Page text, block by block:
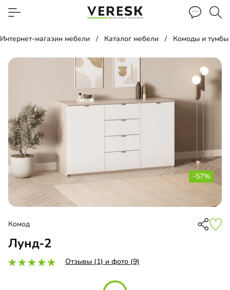
Интернет-магазин мебели Каталог мебели Комоды и тумбы
-57%
Комод
Лунд-2
Отзывы (1) и фото (9)